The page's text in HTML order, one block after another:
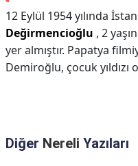
12 Eylül 1954 yılında
Değirmencioğlu , 2
yer almıştır. Papatya
Demiroğlu, çocuk
Diğer Nereli Yazıları